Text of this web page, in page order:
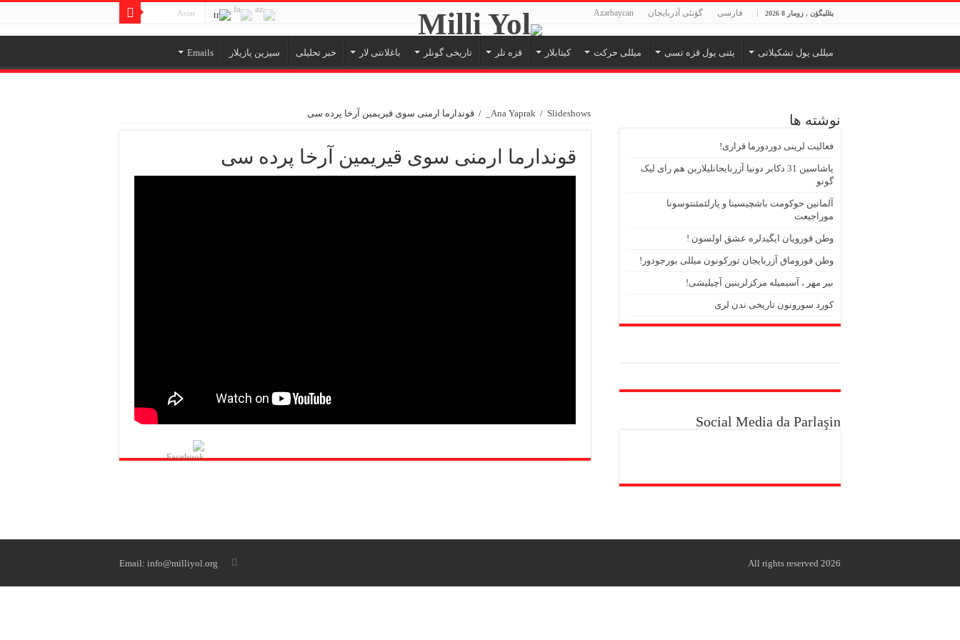
يئللي‏‎‏‎گؤن , زومار 8 2026 فارسی گؤنئی آذربایجان Azərbaycan
میللی یول تشکیلاتی یئنی یول قزه تسی میللی حرکت کیتابلار قزه تلر تاریخی گونلر باغلانتی لار خبر تحلیلی سیزین یازیلار Emails
Ana Yaprak / Slideshows_
/ قوندارما ارمنی سوی قیریمین آرخا پرده سی
قوندارما ارمنی سوی قیریمین آرخا پرده سی
نوشته ها
فعالیت لرینی دوردورما قراری!
یاشاسین 31 دکابر دونیا آزربایجانلیلارین هم رای لیک
گونو
آلمانین حوکومت باشچیسینا و پارلئمئنتوسونا
موراجیعت
وطن قورویان ایگیدلره عشق اولسون !
وطن قوروماق آزربایجان تورکونون میللی بورجودور!
بیر مهر ، آسیمیله مرکزلرینین آچیلیشی!
کورد سورونون تاریخی ندن لری
Social Media da Parlaşin
Email: info@milliyol.org All rights reserved 2026